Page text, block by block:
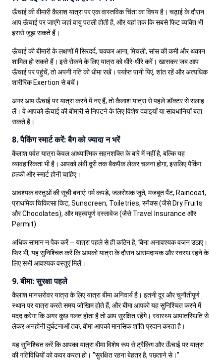
ऊँचाई की बीमारी कैलाश यात्रा पर एक वास्तविक चिंता का विषय है। चढ़ाई के दौरान
आप ऊँचाई पर जाएंगे जहां वायु पतली होती है, और यहां तक कि सबसे फिट व्यक्ति भी
इससे जूझ सकते हैं।
ऊँचाई की बीमारी के लक्षणों में सिरदर्द, चक्कर आना, मिचली, सांस की कमी और थकान
शामिल हो सकते हैं। इसे रोकने के लिए यात्रा को धीरे-धीरे करें। खासकर जब आप
ऊँचाई पर पहुंचें, तो अपनी गति को धीमा रखें। पर्याप्त पानी पिएं, शांत रहें और अत्यधिक
शारीरिक Exertion से बचें।
अगर आप ऊँचाई पर यात्रा करने में नए हैं, तो कैलाश यात्रा से पहले डॉक्टर से सलाह
लें। वे आपको ऊँचाई की बीमारी से निपटने के लिए विशेष दवाइयाँ या सावधानियाँ बता
सकते हैं।
8. पैकिंग स्मार्ट करें: बैग को ज्यादा न भरें
कैलाश पर्वत यात्रा केवल आध्यात्मिक सहनशक्ति के बारे में नहीं है, बल्कि यह
व्यावहारिकता भी है। आपको लंबी दूरी तक बैकपैक लेकर चलना होगा, इसलिए पैकिंग
हल्की और स्मार्ट होनी चाहिए।
आवश्यक वस्तुओं की सूची बनाएं: गर्म कपड़े, जलरोधक जूते, मजबूत पैंट, Raincoat,
प्राथमिक चिकित्सा किट, Sunscreen, Toiletries, स्नैक्स (जैसे Dry Fruits
और Chocolates), और महत्वपूर्ण दस्तावेज (जैसे Travel Insurance और
Permit).
अधिक सामान न पैक करें – यात्रा पहले से ही कठिन है, बिना अनावश्यक वजन उठाए।
फिर भी, यह सुनिश्चित करें कि आपको यात्रा के दौरान आरामदायक और स्वस्थ रहने के
लिए सभी आवश्यक वस्तुएं मिलें।
9. बीमा: सुरक्षा पहले
कैलाश मानसरोवर यात्रा के लिए यात्रा बीमा अनिवार्य है। इतनी दूर और चुनौतीपूर्ण
स्थान पर यात्रा करते समय जोखिम होते हैं, और बीमा आपको यह सुनिश्चित करने में
मदद करेगा कि अगर कुछ गलत होता है तो आप सुरक्षित रहेंगे। स्वास्थ्य आपातस्थिति से
लेकर अनहोनी दुर्घटनाओं तक, बीमा आपको मानसिक शांति प्रदान करता है।
यह सुनिश्चित करें कि आपका यात्रा बीमा विशेष रूप से ट्रैकिंग और ऊँचाई पर यात्रा
की गतिविधियों को कवर करता हो। "सुरक्षित रहना बेहतर है, पछताने से।"